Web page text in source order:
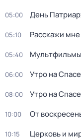
05:00 Дeнь
05:10 Расскажи
05:40
06:00 Утро на Спасе
08:00 Утро на Спасе
10:00 От
10:15 Церковь и